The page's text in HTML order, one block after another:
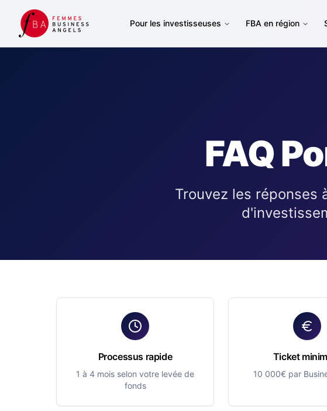
Pour les investisseuses FBA en région
FAQ
Trouvez les réponses
Processus rapide
1 à 4 mois selon votre levée de
fonds
Ticket
10 000€ par